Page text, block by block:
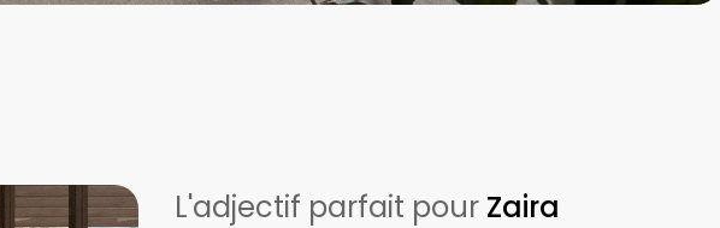
L'adjectif parfait pour Zaira